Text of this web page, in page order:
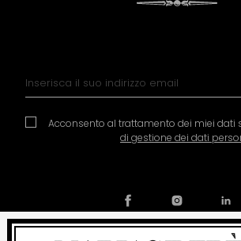
Acconsento al trattamento dei miei dati
di gestione dei dati